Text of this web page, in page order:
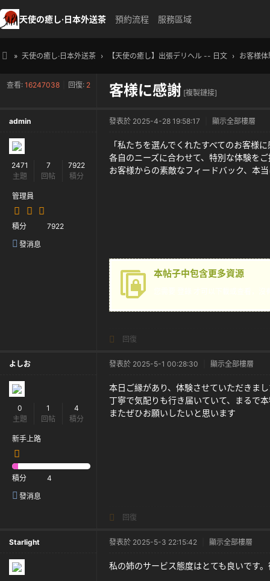
天使の癒し·日本外送茶 預約流程 服務區域
使
癒
» 天使の癒し·日本外送茶 › 【天使の癒し】出張デリヘル -- 日文 › お客様
查看: 16247038 回復: 2 客様に感謝 [複製鏈接]
admin
2471
主題
7
回帖
7922
積分
管理員
積分 7922
發消息
發表於 2025-4-28 19:58:17 顯示全部樓層
「私たちを選んでくれたすべてのお客様
各自のニーズに合わせて、特別な体験を
お客様からの素敵なフィードバック、本
本帖子中包含更多資源
回復
よしお
0
主題
1
回帖
4
積分
新手上路
積分 4
發消息
發表於 2025-5-1 00:28:30 顯示全部樓層
本日ご縁があり、体験させていただきま
丁寧で気配りも行き届いていて、まるで
またぜひお願いしたいと思います
回復
Starlight 發表於 2025-5-3 22:15:42 顯示全部樓層
私の姉のサービス態度はとても良いです